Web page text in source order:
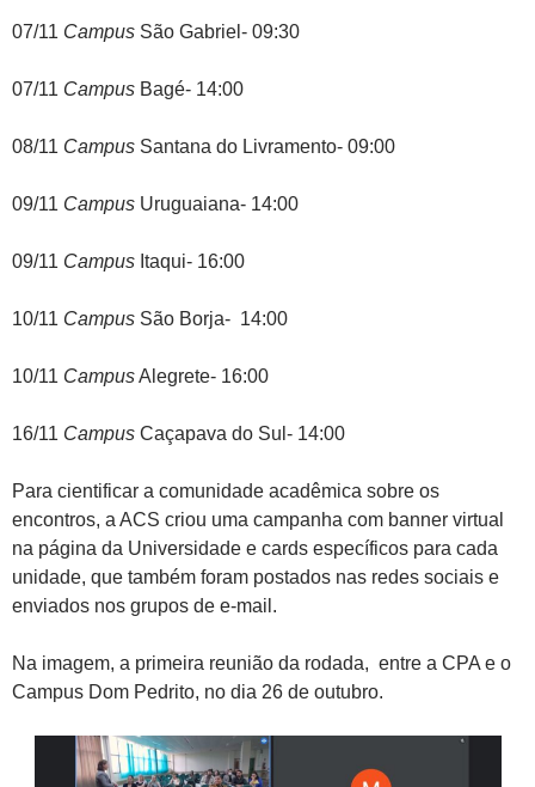
07/11 Campus São Gabriel- 09:30
07/11 Campus Bagé- 14:00
08/11 Campus Santana do Livramento- 09:00
09/11 Campus Uruguaiana- 14:00
09/11 Campus Itaqui- 16:00
10/11 Campus São Borja- 14:00
10/11 CampusAlegrete- 16:00
16/11 Campus Caçapava do Sul- 14:00
Para cientificar a comunidade acadêmica sobre os
encontros, a ACS criou uma campanha com banner virtual
na página da Universidade e cards específicos para cada
unidade, que também foram postados nas redes sociais e
enviados nos grupos de e-mail.
Na imagem, a primeira reunião da rodada, entre a CPA e o
Campus Dom Pedrito, no dia 26 de outubro.